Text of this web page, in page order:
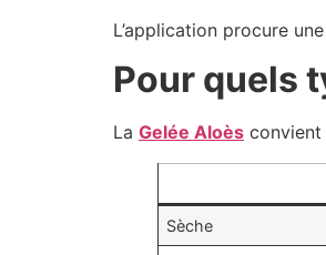
L’application procure
Pour quels
La Gelée Aloès convient
Sèche